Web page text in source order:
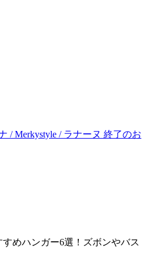
/ Merkystyle / ラナーヌ 終了のお
すめハンガー6選！ズボンやバス